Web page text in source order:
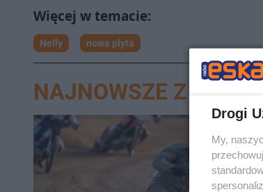
Nelly nowa płyta
NAJNOWSZE Z
Drogi
My,